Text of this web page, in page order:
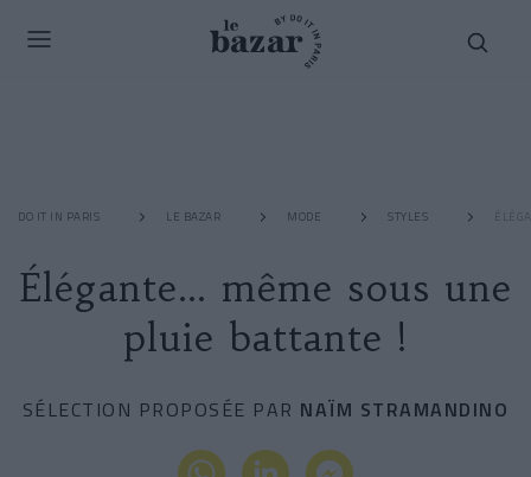
DO IT IN PARIS LE BAZAR MODE STYLES
Élégante… même sous une
pluie battante !
SÉLECTION PROPOSÉE PAR NAÏM STRAMANDINO